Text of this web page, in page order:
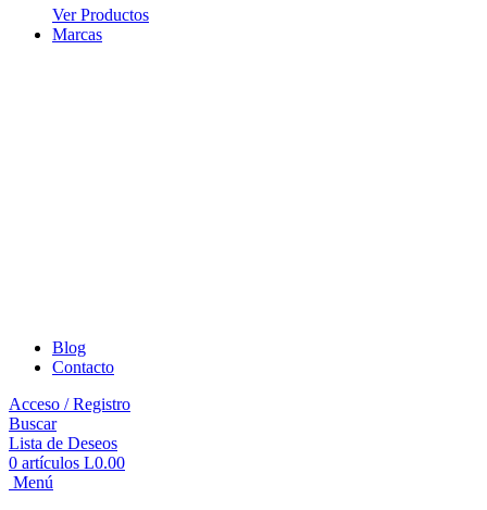
Ver Productos
Marcas
Blog
Contacto
Acceso / Registro
Buscar
Lista de Deseos
0 artículos L0.00
Menú